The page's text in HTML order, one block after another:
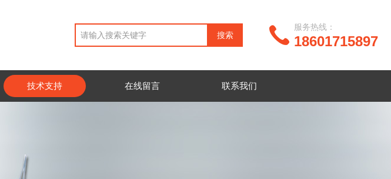
18601715897
服务热线：
技术支持 在线留言 联系我们